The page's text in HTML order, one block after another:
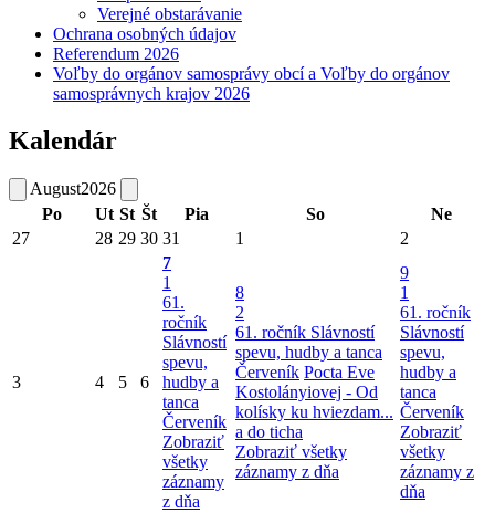
Verejné obstarávanie
Ochrana osobných údajov
Referendum 2026
Voľby do orgánov samosprávy obcí a Voľby do orgánov
samosprávnych krajov 2026
Kalendár
August2026
Po
Ut St Št Pia So
Ne
27
28 29 30 31 1 2
3 4 5 6
7
1
61.
ročník
Slávností
spevu,
hudby a
tanca
Červeník
Zobraziť
všetky
záznamy
z dňa
8
2
61. ročník Slávností
spevu, hudby a tanca
Červeník Pocta Eve
Kostolányiovej - Od
kolísky ku hviezdam...
a do ticha
Zobraziť všetky
záznamy z dňa
9
1
61. ročník
Slávností
spevu,
hudby a
tanca
Červeník
Zobraziť
všetky
záznamy z
dňa